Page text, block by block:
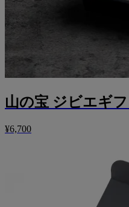
山の宝 ジビエギ
¥6,700